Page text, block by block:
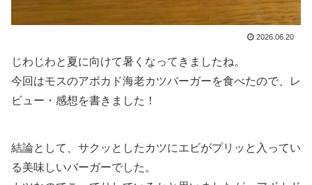
2026.06.20
じわじわと夏に向けて暑くなってきましたね。
今回はモスのアボカド海老カツバーガーを食べたので、レ
ビュー・感想を書きました！
結論として、サクッとしたカツにエビがプリッと入ってい
る美味しいバーガーでした。